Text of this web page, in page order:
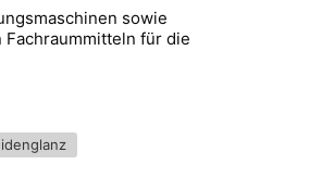
sowie
für die